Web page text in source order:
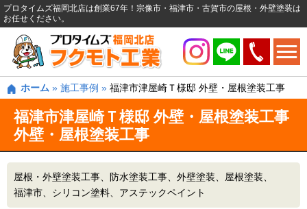
プロタイムズ福岡北店は創業67年！宗像市・福津市・古賀市の屋根・外壁塗装は
お任せください。
ホーム » 施工事例 » 福津市津屋崎Ｔ様邸 外壁・屋根塗装工事
福津市津屋崎Ｔ様邸 外壁・屋根塗装工事
外壁・屋根塗装工事
屋根・外壁塗装工事 防水塗装工事 外壁塗装
屋根塗装
福津市
シリコン塗料 アステックペイント